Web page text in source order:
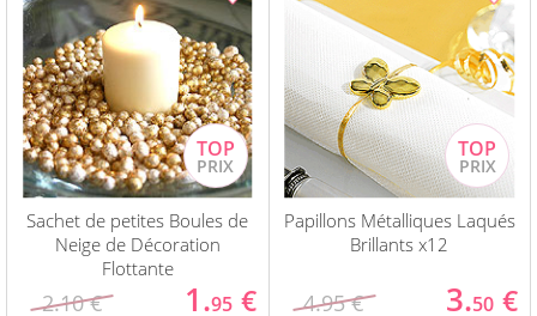
Sachet de petites Boules de
Neige de Décoration
Flottante
2.10 € 1.95 €
Papillons Métalliques Laqués
Brillants x12
4.95 € 3.50 €